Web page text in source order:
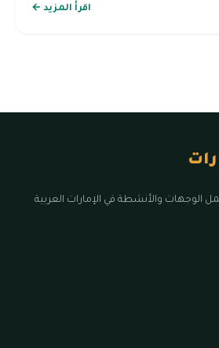
اقرأ المزيد ←
الوجهات والأنشطة في الإمارات العربية